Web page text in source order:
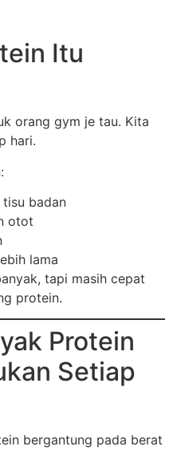
Itu
orang gym je tau. Kita
hari.
badan
otot
lama
tapi masih cepat
protein.
Protein
Setiap
bergantung pada berat